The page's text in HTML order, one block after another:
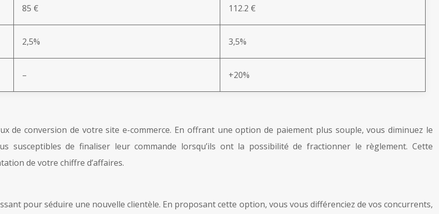
85 € 112.2 €
2,5% 3,5%
– +20%
de conversion de votre site e-commerce. En offrant une option de paiement plus souple, vous diminuez le
susceptibles de finaliser leur commande lorsqu’ils ont la possibilité de fractionner le règlement. Cette
de votre chiffre d’affaires.
pour séduire une nouvelle clientèle. En proposant cette option, vous vous différenciez de vos concurrents,